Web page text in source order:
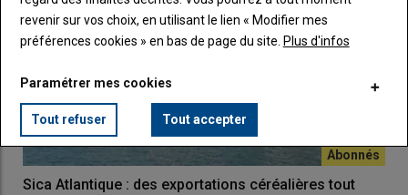
Sica Atlantique : des exportations céréalières tout
revenir sur vos choix, en utilisant le lien « Modifier mes
préférences cookies » en bas de page du site. Plus d'infos
Paramétrer mes cookies
Tout refuser Tout accepter